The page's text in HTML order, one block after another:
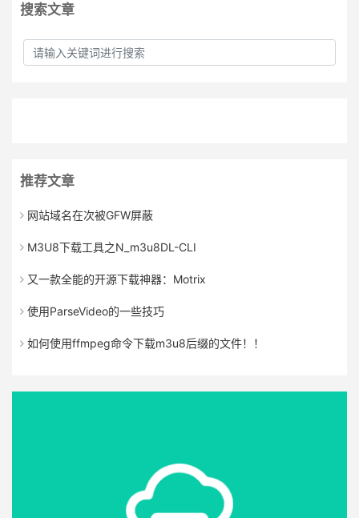
搜索文章
推荐文章
网站域名在次被GFW屏蔽
M3U8下载工具之N_m3u8DL-CLI
又一款全能的开源下载神器：Motrix
使用ParseVideo的一些技巧
如何使用ffmpeg命令下载m3u8后缀的文件！！